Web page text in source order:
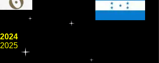
2024
2025